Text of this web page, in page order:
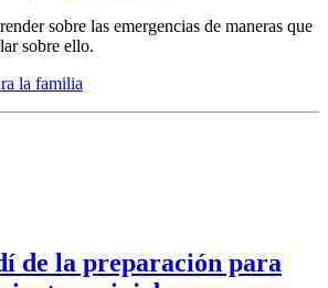
sobre las emergencias de maneras que
sobre ello.
la familia
de la preparación para